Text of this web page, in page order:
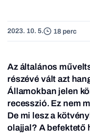
2023. 10. 5. 18 perc
Az általános
részévé vált azt
Államokban jelen
recesszió. Ez nem
De mi lesz a
olajjal? A befektető